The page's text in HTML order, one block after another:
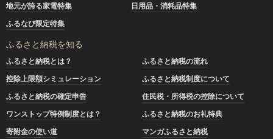
地元が誇る家電特集
日用品・消耗品特集
ふるなび限定特集
ふるさと納税を知る
ふるさと納税とは？
ふるさと納税の流れ
控除上限額シミュレーション
ふるさと納税制度について
ふるさと納税の確定申告
住民税・所得税の控除について
ワンストップ特例制度とは？
ふるさと納税のお礼特典
寄附金の使い道
マンガふるさと納税